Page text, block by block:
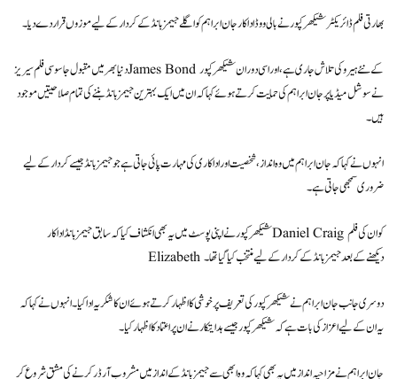
بھارتی فلم ڈائریکٹر شیکھر کپور نے بالی ووڈ اداکار جان ابراہم کو اگلے جیمز بانڈ کے کردار کے لیے موزوں قرار دے دیا۔
دنیا بھر میں مقبول جاسوسی فلم سیریز James Bond کے نئے ہیرو کی تلاش جاری ہے، اور اسی دوران شیکھر کپور
نے سوشل میڈیا پر جان ابراہم کی حمایت کرتے ہوئے کہا کہ ان میں ایک بہترین جیمز بانڈ بننے کی تمام صلاحیتیں موجود
ہیں۔
انہوں نے کہا کہ جان ابراہم میں وہ انداز، شخصیت اور اداکاری کی مہارت پائی جاتی ہے جو جیمز بانڈ جیسے کردار کے لیے
ضروری سمجھی جاتی ہے۔
شیکھر کپور نے اپنی پوسٹ میں یہ بھی انکشاف کیا کہ سابق جیمز بانڈ اداکار Daniel Craig کو ان کی فلم
Elizabeth دیکھنے کے بعد جیمز بانڈ کے کردار کے لیے منتخب کیا گیا تھا۔
دوسری جانب جان ابراہم نے شیکھر کپور کی تعریف پر خوشی کا اظہار کرتے ہوئے ان کا شکریہ ادا کیا۔ انہوں نے کہا کہ
یہ ان کے لیے اعزاز کی بات ہے کہ شیکھر کپور جیسے ہدایتکار نے ان پر اعتماد کا اظہار کیا۔
جان ابراہم نے مزاحیہ انداز میں یہ بھی کہا کہ وہ ابھی سے جیمز بانڈ کے انداز میں مشروب آرڈر کرنے کی مشق شروع کر